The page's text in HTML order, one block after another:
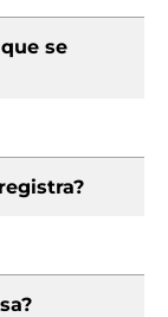
se